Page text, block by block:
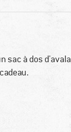
sac à dos